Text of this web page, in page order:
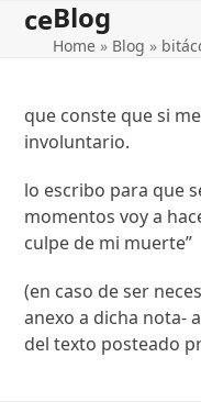
Skipce
Open
mobile
Close
mobile
Blog
Home » Blog »
que conste que si
involuntario.
lo escribo para que
momentos voy a
culpe de mi muerte”
(en caso de ser
anexo a dicha nota-
del texto posteado